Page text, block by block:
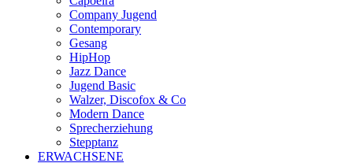
Company Jugend
Contemporary
Gesang
HipHop
Jazz Dance
Jugend Basic
Walzer, Discofox & Co
Modern Dance
Sprecherziehung
Stepptanz
ERWACHSENE